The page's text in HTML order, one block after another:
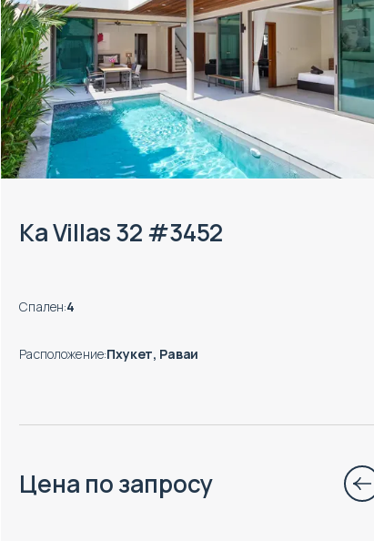
Ka Villas 32 #3452
Спален:4
Расположение:Пхукет, Раваи
Цена по запросу